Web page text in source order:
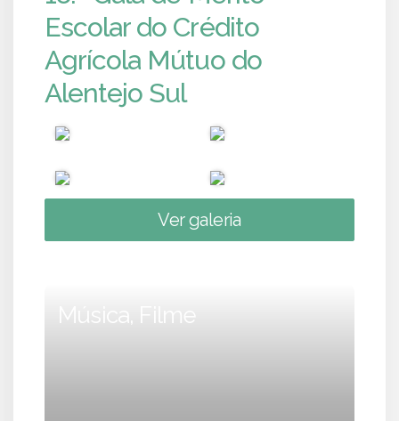
Escolar do Crédito
Agrícola Mútuo do
Alentejo Sul
Ver galeria
Música, Filme